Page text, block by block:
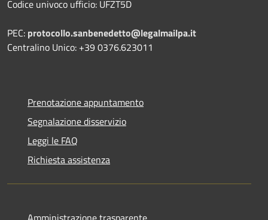
Codice univoco ufficio: UFZT5D
PEC: protocollo.sanbenedetto@legalmailpa.it
Centralino Unico: +39 0376.623011
Prenotazione appuntamento
Segnalazione disservizio
Leggi le FAQ
Richiesta assistenza